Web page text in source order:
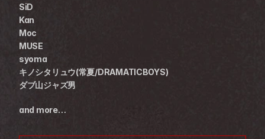
SiD
Kan
Moc
MUSE
syoma
キノシタリュウ(常夏/DRAMATICBOYS)
ダブ山ジャズ男
and more…